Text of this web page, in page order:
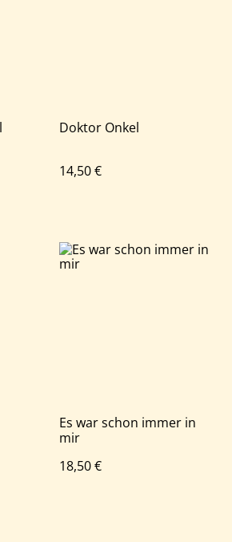
Doktor Onkel
14,50 €
Es war schon immer in
mir
18,50 €